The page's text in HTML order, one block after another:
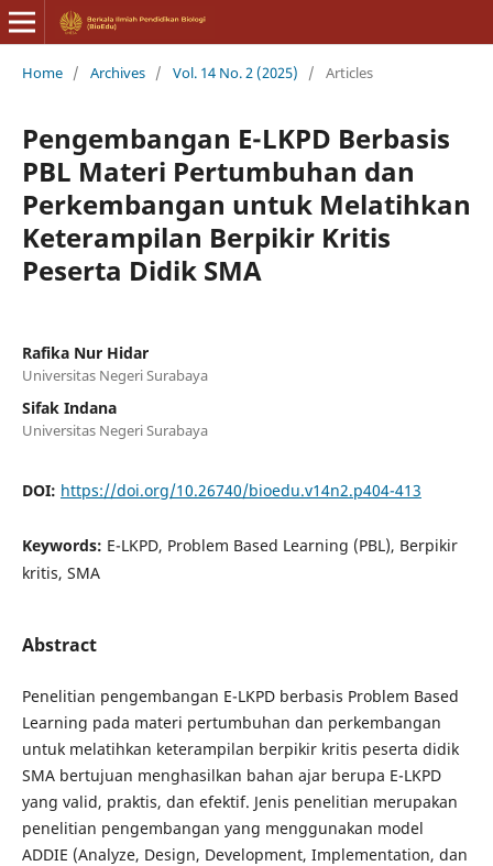
Home / Archives / Vol. 14 No. 2 (2025) / Articles
Pengembangan E-LKPD Berbasis
PBL Materi Pertumbuhan dan
Perkembangan untuk Melatihkan
Keterampilan Berpikir Kritis
Peserta Didik SMA
Rafika Nur Hidar
Universitas Negeri Surabaya
Sifak Indana
Universitas Negeri Surabaya
DOI: https://doi.org/10.26740/bioedu.v14n2.p404-413
Keywords: E-LKPD, Problem Based Learning (PBL), Berpikir
kritis, SMA
Abstract
Penelitian pengembangan E-LKPD berbasis Problem Based
Learning pada materi pertumbuhan dan perkembangan
untuk melatihkan keterampilan berpikir kritis peserta didik
SMA bertujuan menghasilkan bahan ajar berupa E-LKPD
yang valid, praktis, dan efektif. Jenis penelitian merupakan
penelitian pengembangan yang menggunakan model
ADDIE (Analyze, Design, Development, Implementation, dan